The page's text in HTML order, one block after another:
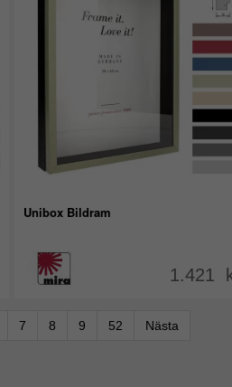
Unibox Bildram
1.421
7 8 9 52 Nästa